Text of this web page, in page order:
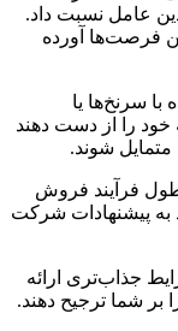
عامل نسبت داد.
فرصت‌ها آورده
با سرنخ‌ها یا
خود را از دست دهند
شوند.
طول فرآیند فروش
به پیشنهادات شرکت
جذاب‌تری ارائه
بر شما ترجیح دهند.